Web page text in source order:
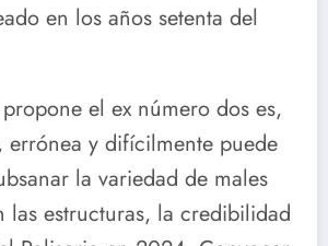
en los años setenta del
el ex número dos es,
errónea y difícilmente puede
la variedad de males
las estructuras, la credibilidad